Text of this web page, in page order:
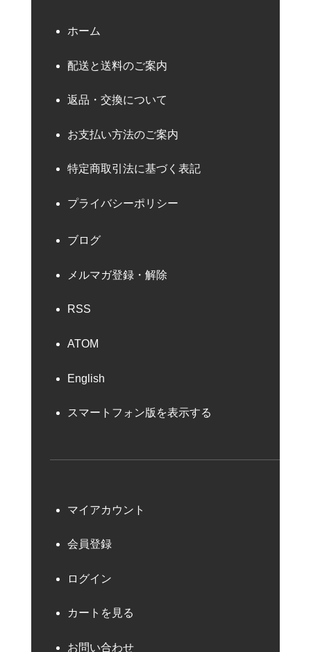
ホーム
配送と送料のご案内
返品・交換について
お支払い方法のご案内
特定商取引法に基づく表記
プライバシーポリシー
ブログ
メルマガ登録・解除
RSS
ATOM
English
スマートフォン版を表示する
マイアカウント
会員登録
ログイン
カートを見る
お問い合わせ